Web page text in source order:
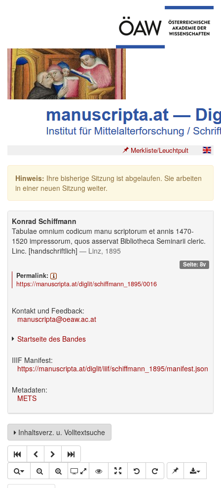
Merkliste/Leuchtpult
Hinweis: Ihre bisherige Sitzung ist abgelaufen. Sie arbeiten
in einer neuen Sitzung weiter.
Konrad Schiffmann
Tabulae omnium codicum manu scriptorum et annis 1470-
1520 impressorum, quos asservat Bibliotheca Seminarii cleric.
Linc. [handschriftlich] — Linz, 1895
Seite: 8v
Permalink:
https://manuscripta.at/diglit/schiffmann_1895/0016
Kontakt und Feedback:
manuscripta@oeaw.ac.at
Startseite des Bandes
IIIF Manifest:
https://manuscripta.at/diglit/iiif/schiffmann_1895/manifest.json
Metadaten:
METS
Inhaltsverz. u. Volltextsuche